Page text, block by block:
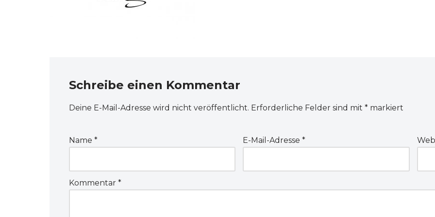
Schreibe einen Kommentar
Deine E-Mail-Adresse wird nicht veröffentlicht. Erforderliche Felder sind mit * markiert
Name * E-Mail-Adresse*
Kommentar *